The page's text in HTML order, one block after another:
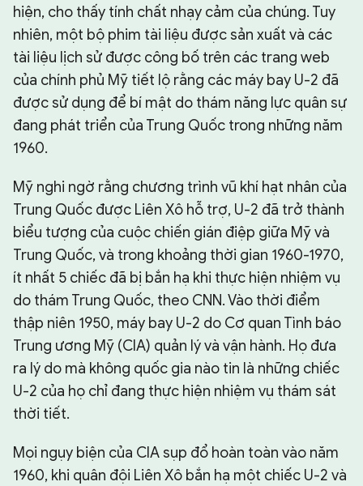
hiện, cho thấy tính chất nhạy cảm của chúng. Tuy
nhiên, một bộ phim tài liệu được sản xuất và các
tài liệu lịch sử được công bố trên các trang web
của chính phủ Mỹ tiết lộ rằng các máy bay U-2 đã
được sử dụng để bí mật do thám năng lực quân sự
đang phát triển của Trung Quốc trong những năm
1960.
Mỹ nghi ngờ rằng chương trình vũ khí hạt nhân của
Trung Quốc được Liên Xô hỗ trợ, U-2 đã trở thành
biểu tượng của cuộc chiến gián điệp giữa Mỹ và
Trung Quốc, và trong khoảng thời gian 1960-1970,
ít nhất 5 chiếc đã bị bắn hạ khi thực hiện nhiệm vụ
do thám Trung Quốc, theo CNN. Vào thời điểm
thập niên 1950, máy bay U-2 do Cơ quan Tình báo
Trung ương Mỹ (CIA) quản lý và vận hành. Họ đưa
ra lý do mà không quốc gia nào tin là những chiếc
U-2 của họ chỉ đang thực hiện nhiệm vụ thám sát
thời tiết.
Mọi ngụy biện của CIA sụp đổ hoàn toàn vào năm
1960, khi quân đội Liên Xô bắn hạ một chiếc U-2 và